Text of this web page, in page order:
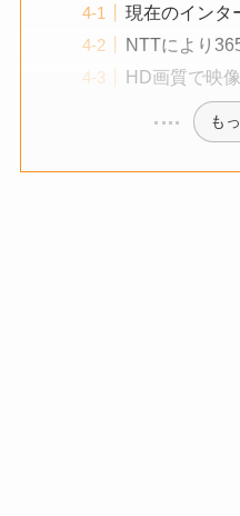
現在のインタ
NTTにより
HD画質で映
も